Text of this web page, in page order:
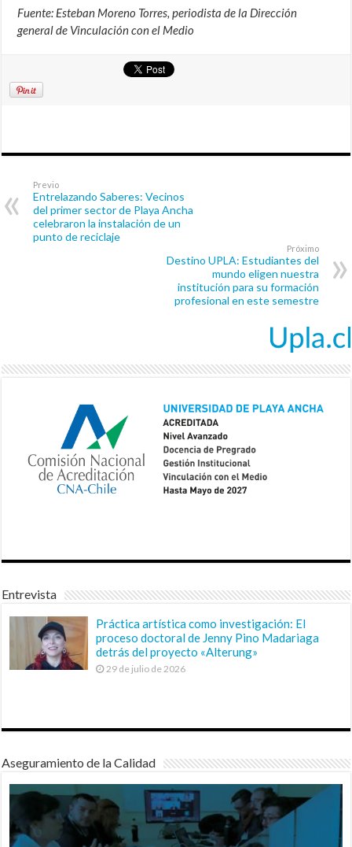
Fuente: Esteban Moreno Torres, periodista de la Dirección
general de Vinculación con el Medio
Previo
Entrelazando Saberes: Vecinos
del primer sector de Playa Ancha
celebraron la instalación de un
punto de reciclaje
Próximo
Destino UPLA: Estudiantes del
mundo eligen nuestra
institución para su formación
profesional en este semestre
Entrevista
Práctica artística como investigación: El
proceso doctoral de Jenny Pino Madariaga
detrás del proyecto «Alterung»
29 de julio de 2026
Aseguramiento de la Calidad